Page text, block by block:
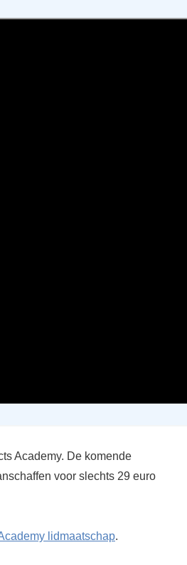
Academy. De komende
voor slechts 29 euro
lidmaatschap.